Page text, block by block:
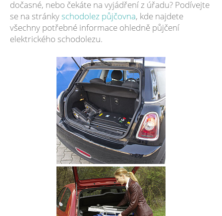
dočasné, nebo čekáte na vyjádření z úřadu? Podívejte
se na stránkyschodolez půjčovna, kde najdete
všechny potřebné informace ohledně půjčení
elektrického schodolezu.